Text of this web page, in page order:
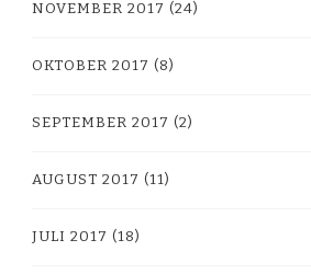
NOVEMBER 2017 (24)
OKTOBER 2017 (8)
SEPTEMBER 2017 (2)
AUGUST 2017 (11)
JULI 2017 (18)